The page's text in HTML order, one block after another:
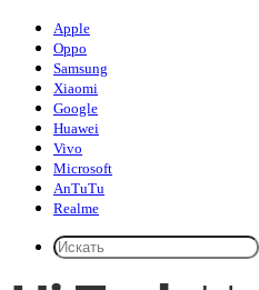
Apple
Oppo
Samsung
Xiaomi
Google
Huawei
Vivo
Microsoft
AnTuTu
Realme